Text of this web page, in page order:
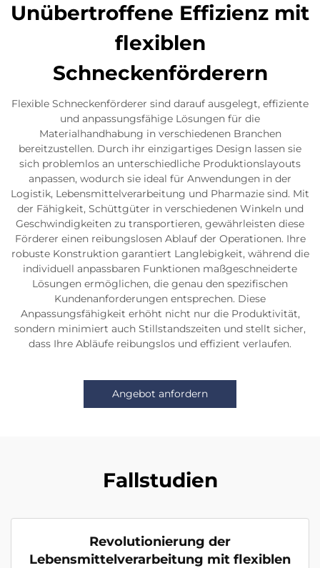
Unübertroffene Effizienz mit
flexiblen
Schneckenförderern
Flexible Schneckenförderer sind darauf ausgelegt, effiziente
und anpassungsfähige Lösungen für die
Materialhandhabung in verschiedenen Branchen
bereitzustellen. Durch ihr einzigartiges Design lassen sie
sich problemlos an unterschiedliche Produktionslayouts
anpassen, wodurch sie ideal für Anwendungen in der
Logistik, Lebensmittelverarbeitung und Pharmazie sind. Mit
der Fähigkeit, Schüttgüter in verschiedenen Winkeln und
Geschwindigkeiten zu transportieren, gewährleisten diese
Förderer einen reibungslosen Ablauf der Operationen. Ihre
robuste Konstruktion garantiert Langlebigkeit, während die
individuell anpassbaren Funktionen maßgeschneiderte
Lösungen ermöglichen, die genau den spezifischen
Kundenanforderungen entsprechen. Diese
Anpassungsfähigkeit erhöht nicht nur die Produktivität,
sondern minimiert auch Stillstandszeiten und stellt sicher,
dass Ihre Abläufe reibungslos und effizient verlaufen.
Angebot anfordern
Fallstudien
Revolutionierung der
Lebensmittelverarbeitung mit flexiblen